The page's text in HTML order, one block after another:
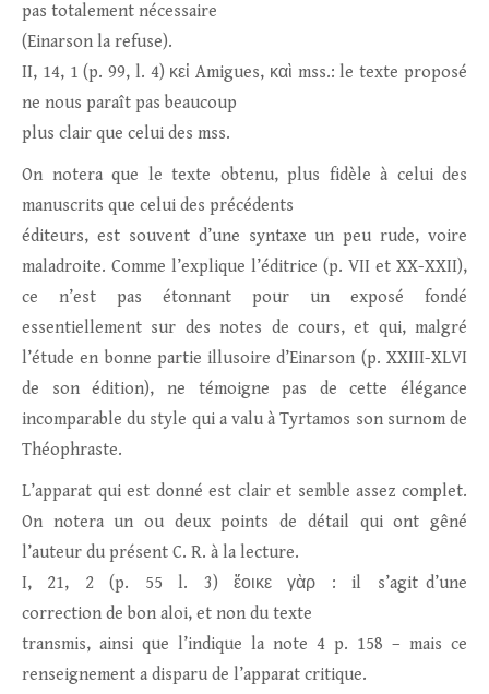
pas totalement nécessaire
(Einarson la refuse).
II, 14, 1 (p. 99, l. 4) κεἰ Amigues, καὶ mss.: le texte proposé
ne nous paraît pas beaucoup
plus clair que celui des mss.
On notera que le texte obtenu, plus fidèle à celui des
manuscrits que celui des précédents
éditeurs, est souvent d’une syntaxe un peu rude, voire
maladroite. Comme l’explique l’éditrice (p. VII et XX-XXII),
ce n’est pas étonnant pour un exposé fondé
essentiellement sur des notes de cours, et qui, malgré
l’étude en bonne partie illusoire d’Einarson (p. XXIII-XLVI
de son édition), ne témoigne pas de cette élégance
incomparable du style qui a valu à Tyrtamos son surnom de
Théophraste.
L’apparat qui est donné est clair et semble assez complet.
On notera un ou deux points de détail qui ont gêné
l’auteur du présent C. R. à la lecture.
I, 21, 2 (p. 55 l. 3) ἔοικε γὰρ : il s’agit d’une
correction de bon aloi, et non du texte
transmis, ainsi que l’indique la note 4 p. 158 – mais ce
renseignement a disparu de l’apparat critique.